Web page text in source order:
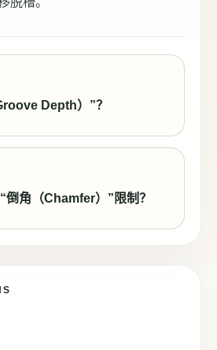
Depth）”？
倒角（Chamfer）”限制？